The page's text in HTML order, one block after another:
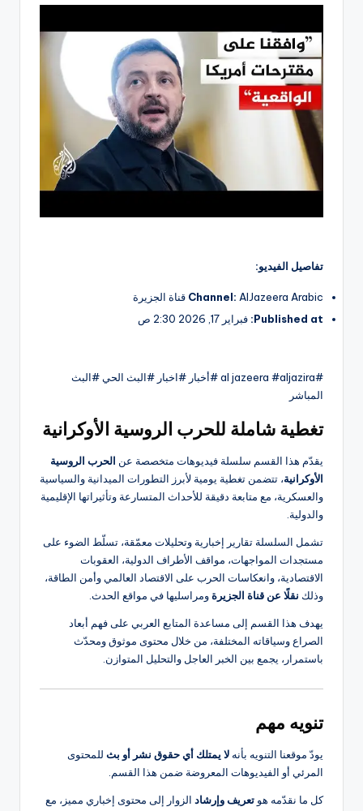
تفاصيل الفيديو:
Channel: AlJazeera Arabic قناة الجزيرة
Published at: فبراير 17, 2026 2:30 ص
#al jazeera #aljazira #أخبار #اخبار #البث الحي #البث
المباشر
تغطية شاملة للحرب الروسية الأوكرانية
يقدّم هذا القسم سلسلة فيديوهات متخصصة عن الحرب الروسية
الأوكرانية، تتضمن تغطية يومية لأبرز التطورات الميدانية والسياسية
والعسكرية، مع متابعة دقيقة للأحداث المتسارعة وتأثيراتها الإقليمية
والدولية.
تشمل السلسلة تقارير إخبارية وتحليلات معمّقة، تسلّط الضوء على
مستجدات المواجهات، مواقف الأطراف الدولية، العقوبات
الاقتصادية، وانعكاسات الحرب على الاقتصاد العالمي وأمن الطاقة،
وذلك نقلًا عن قناة الجزيرةومراسليها في مواقع الحدث.
يهدف هذا القسم إلى مساعدة المتابع العربي على فهم أبعاد
الصراع وسياقاته المختلفة، من خلال محتوى موثوق ومحدّث
باستمرار، يجمع بين الخبر العاجل والتحليل المتوازن.
تنويه مهم
يودّ موقعنا التنويه بأنه لا يمتلك أي حقوق نشر أو بث للمحتوى
المرئي أو الفيديوهات المعروضة ضمن هذا القسم.
كل ما نقدّمه هو تعريف وإرشاد الزوار إلى محتوى إخباري مميز، مع